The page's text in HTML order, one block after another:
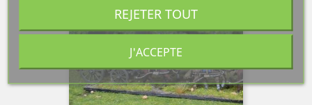
REJETER TOUT
J'ACCEPTE